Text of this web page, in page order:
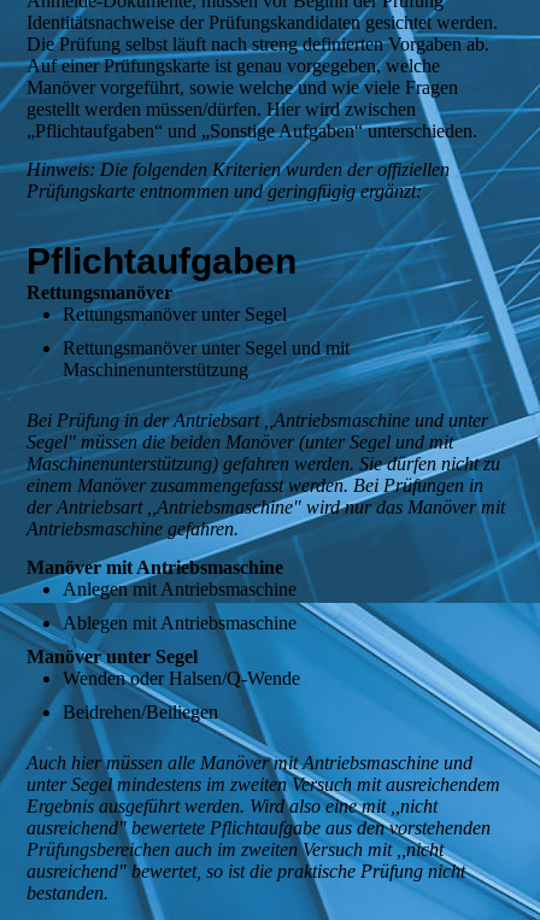
Identitätsnachweise der Prüfungskandidaten gesichtet werden.
Die Prüfung selbst läuft nach streng definierten Vorgaben ab.
Auf einer Prüfungskarte ist genau vorgegeben, welche
Manöver vorgeführt, sowie welche und wie viele Fragen
gestellt werden müssen/dürfen. Hier wird zwischen
„Pflichtaufgaben“ und „Sonstige Aufgaben“ unterschieden.
Hinweis: Die folgenden Kriterien wurden der offiziellen
Prüfungskarte entnommen und geringfügig ergänzt:
Pflichtaufgaben
Rettungsmanöver
Rettungsmanöver unter Segel
Rettungsmanöver unter Segel und mit
Maschinenunterstützung
Bei Prüfung in der Antriebsart ,,Antriebsmaschine und unter
Segel" müssen die beiden Manöver (unter Segel und mit
Maschinenunterstützung) gefahren werden. Sie dürfen nicht zu
einem Manöver zusammengefasst werden. Bei Prüfungen in
der Antriebsart ,,Antriebsmaschine" wird nur das Manöver mit
Antriebsmaschine gefahren.
Manöver mit Antriebsmaschine
Anlegen mit Antriebsmaschine
Ablegen mit Antriebsmaschine
Manöver unter Segel
Wenden oder Halsen/Q-Wende
Beidrehen/Beiliegen
Auch hier müssen alle Manöver mit Antriebsmaschine und
unter Segel mindestens im zweiten Versuch mit ausreichendem
Ergebnis ausgeführt werden. Wird also eine mit ,,nicht
ausreichend" bewertete Pflichtaufgabe aus den vorstehenden
Prüfungsbereichen auch im zweiten Versuch mit ,,nicht
ausreichend" bewertet, so ist die praktische Prüfung nicht
bestanden.